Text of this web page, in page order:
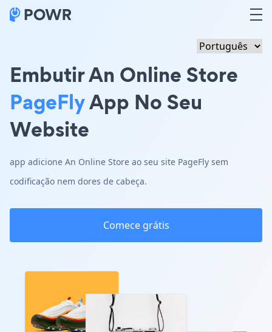
Embutir An Online Store
PageFlyApp No Seu
Website
app adicione An Online Store ao seu site PageFly sem
codificação nem dores de cabeça.
Comece grátis